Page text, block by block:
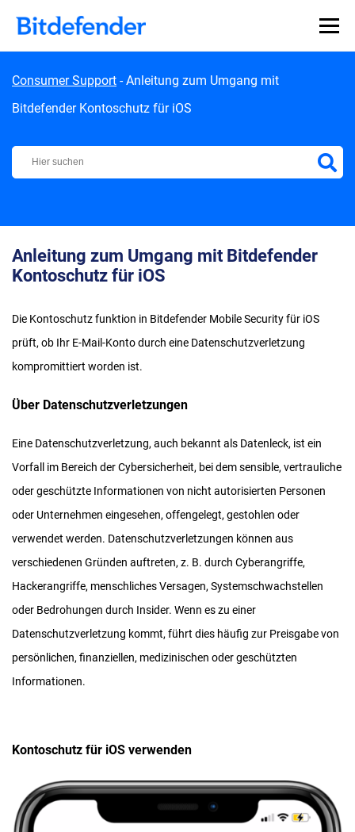
Consumer Support -Anleitung zum Umgang mit
Bitdefender Kontoschutz für iOS
Bitdefender Support Center
Anleitung zum Umgang mit Bitdefender
Kontoschutz für iOS
Die Kontoschutz funktion in Bitdefender Mobile Security für iOS
prüft, ob Ihr E-Mail-Konto durch eine Datenschutzverletzung
kompromittiert worden ist.
Über Datenschutzverletzungen
Eine Datenschutzverletzung, auch bekannt als Datenleck, ist ein
Vorfall im Bereich der Cybersicherheit, bei dem sensible, vertrauliche
oder geschützte Informationen von nicht autorisierten Personen
oder Unternehmen eingesehen, offengelegt, gestohlen oder
verwendet werden. Datenschutzverletzungen können aus
verschiedenen Gründen auftreten, z. B. durch Cyberangriffe,
Hackerangriffe, menschliches Versagen, Systemschwachstellen
oder Bedrohungen durch Insider. Wenn es zu einer
Datenschutzverletzung kommt, führt dies häufig zur Preisgabe von
persönlichen, finanziellen, medizinischen oder geschützten
Informationen.
Kontoschutz für iOS verwenden